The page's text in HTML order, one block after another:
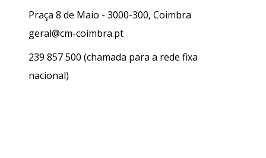
Praça 8 de Maio - 3000-300, Coimbra
geral@cm-coimbra.pt
239 857 500 (chamada para a rede fixa
nacional)